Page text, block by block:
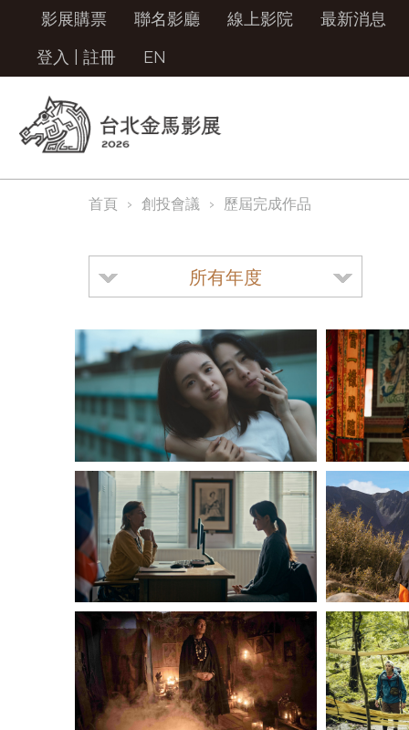
影展購票 聯名影廳 線上影院
最新消息
登入
註冊 EN
首頁 創投會議 歷屆完成作品
所有年度